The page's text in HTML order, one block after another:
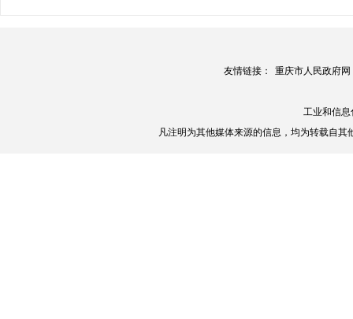
友情链接： 重庆市人民政府网
工业和信
凡注明为其他媒体来源的信息，均为转载自